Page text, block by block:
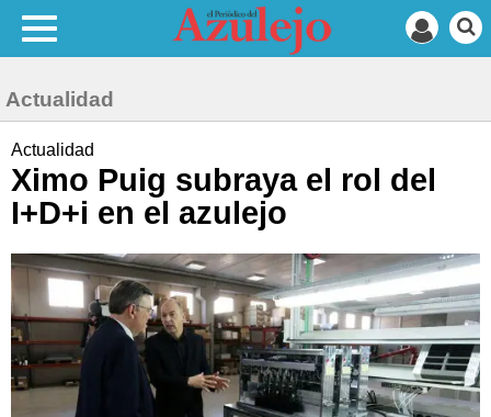
Actualidad
Actualidad
Ximo Puig subraya el rol del
I+D+i en el azulejo